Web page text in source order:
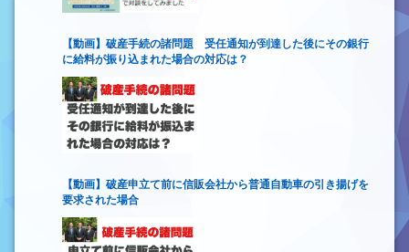
【動画】破産手続の諸問題 受任通知が到達した後にその銀行
に給料が振り込まれた場合の対応は？
【動画】破産申立て前に信販会社から普通自動車の引き揚げを
要求された場合